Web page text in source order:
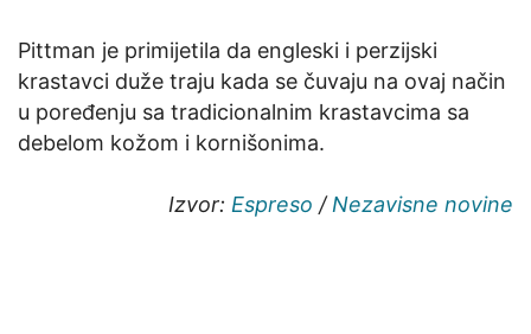
Pittman je primijetila da engleski i perzijski
krastavci duže traju kada se čuvaju na ovaj način
u poređenju sa tradicionalnim krastavcima sa
debelom kožom i kornišonima.
Izvor: Espreso /Nezavisne novine